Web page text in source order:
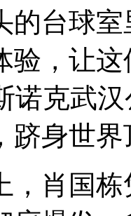
的台球
验，让
诺克武
跻身世
，肖国